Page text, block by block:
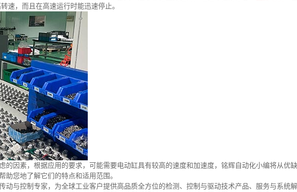
速，而且在高速运行时能迅速停止。
的因素，根据应用的要求，可能需要电动缸具有较高的速度和加速度，铭辉自动化小编将从优
您地了解它们的特点和适用范围。
动与控制专家，为全球工业客户提供高品质全方位的检测、控制与驱动技术产品、服务与系统